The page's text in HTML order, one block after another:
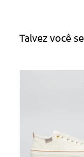
Talvez você